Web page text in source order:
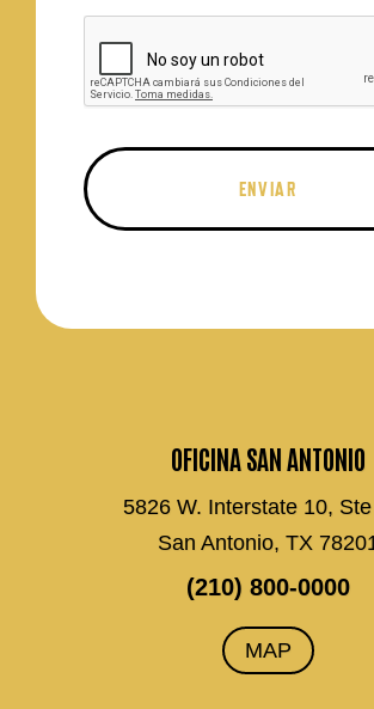
OFICINA SAN ANTONIO
5826 W. Interstate 10,
San Antonio, TX
(210) 800-0000
MAP